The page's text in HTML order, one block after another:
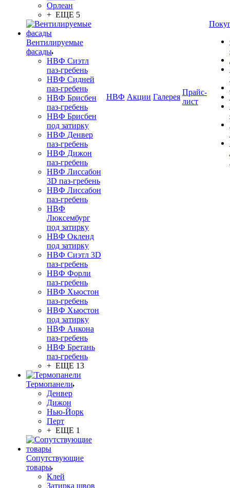
Орлеан
+ ЕЩЕ 5
Вентилируемые
фасады
НВФ Сиэтл
паз-гребень
НВФ Сидней
паз-гребень
НВФ Брисбен
паз-гребень
НВФ Брисбен
под затирку
НВФ Денвер
паз-гребень
НВФ Дижон
паз-гребень
НВФ Лиссабон
3D паз-гребень
НВФ Лиссабон
паз-гребень
НВФ
Люксембург
под затирку
НВФ Окленд
под затирку
НВФ Сиэтл 3D
паз-гребень
НВФ Форли
паз-гребень
НВФ Хьюстон
паз-гребень
НВФ Хьюстон
под затирку
НВФ Анкона
паз-гребень
НВФ Бретань
паз-гребень
+ ЕЩЕ 13
Термопанели
Денвер
Дижон
Нью-Йорк
Перт
+ ЕЩЕ 1
Сопутствующие
товары
Клей
Затирка швов
НВФ Акции Галерея
Прайс-
лист